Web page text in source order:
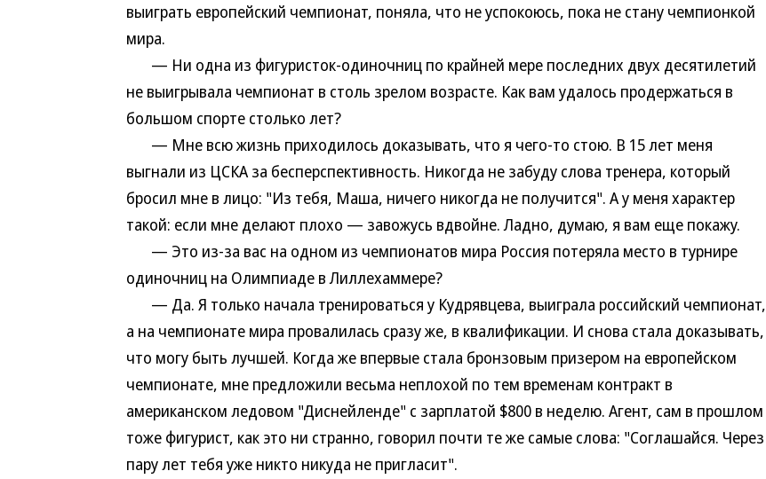
выиграть европейский чемпионат, поняла, что не успокоюсь, пока не стану чемпионкой
мира.
— Ни одна из фигуристок-одиночниц по крайней мере последних двух десятилетий
не выигрывала чемпионат в столь зрелом возрасте. Как вам удалось продержаться в
большом спорте столько лет?
— Мне всю жизнь приходилось доказывать, что я чего-то стою. В 15 лет меня
выгнали из ЦСКА за бесперспективность. Никогда не забуду слова тренера, который
бросил мне в лицо: "Из тебя, Маша, ничего никогда не получится". А у меня характер
такой: если мне делают плохо — завожусь вдвойне. Ладно, думаю, я вам еще покажу.
— Это из-за вас на одном из чемпионатов мира Россия потеряла место в турнире
одиночниц на Олимпиаде в Лиллехаммере?
— Да. Я только начала тренироваться у Кудрявцева, выиграла российский чемпионат,
а на чемпионате мира провалилась сразу же, в квалификации. И снова стала доказывать,
что могу быть лучшей. Когда же впервые стала бронзовым призером на европейском
чемпионате, мне предложили весьма неплохой по тем временам контракт в
американском ледовом "Диснейленде" с зарплатой $800 в неделю. Агент, сам в прошлом
тоже фигурист, как это ни странно, говорил почти те же самые слова: "Соглашайся. Через
пару лет тебя уже никто никуда не пригласит".